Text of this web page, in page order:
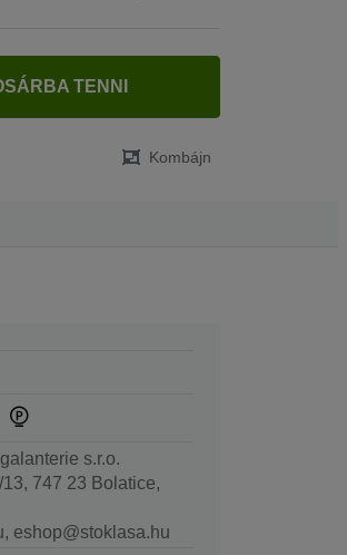
TENNI
Kombájn
s.r.o.
747 23 Bolatice,
eshop@stoklasa.hu